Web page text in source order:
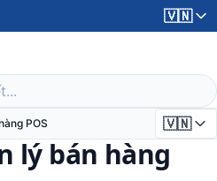
🇻🇳
POS 🇻🇳
lý bán hàng